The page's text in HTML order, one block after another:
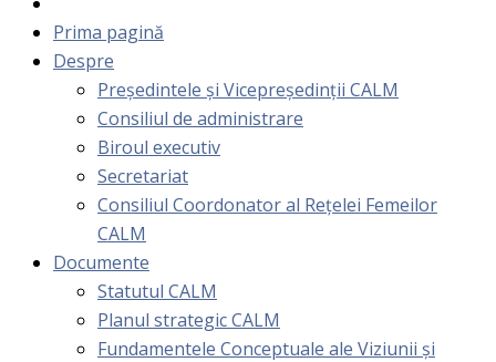
Prima pagină
Despre
Președintele și Vicepreședinții CALM
Consiliul de administrare
Biroul executiv
Secretariat
Consiliul Coordonator al Rețelei Femeilor
CALM
Documente
Statutul CALM
Planul strategic CALM
Fundamentele Conceptuale ale Viziunii și